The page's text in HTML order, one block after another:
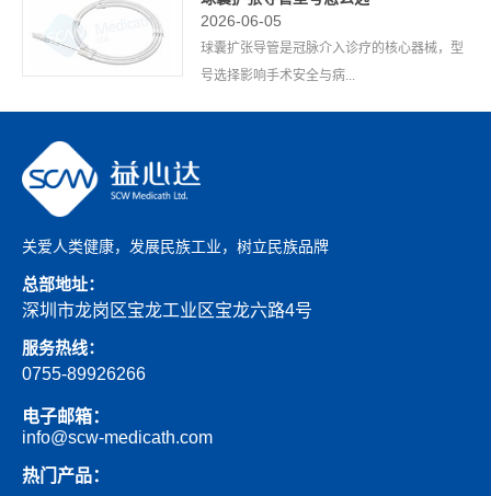
2026-06-05
球囊扩张导管是冠脉介入诊疗的核心器械，型
号选择影响手术安全与病...
关爱人类健康，发展民族工业，树立民族品牌
总部地址：
深圳市龙岗区宝龙工业区宝龙六路4号
服务热线：
0755-89926266
电子邮箱：
info@scw-medicath.com
热门产品：